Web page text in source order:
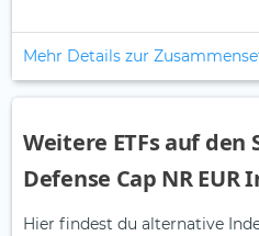
Mehr Details zur
Weitere ETFs auf den
Defense Cap NR EUR
Hier findest du alternative